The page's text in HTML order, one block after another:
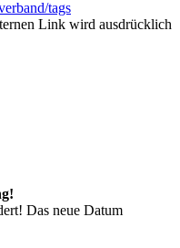
tags
Link wird ausdrücklich
Das neue Datum